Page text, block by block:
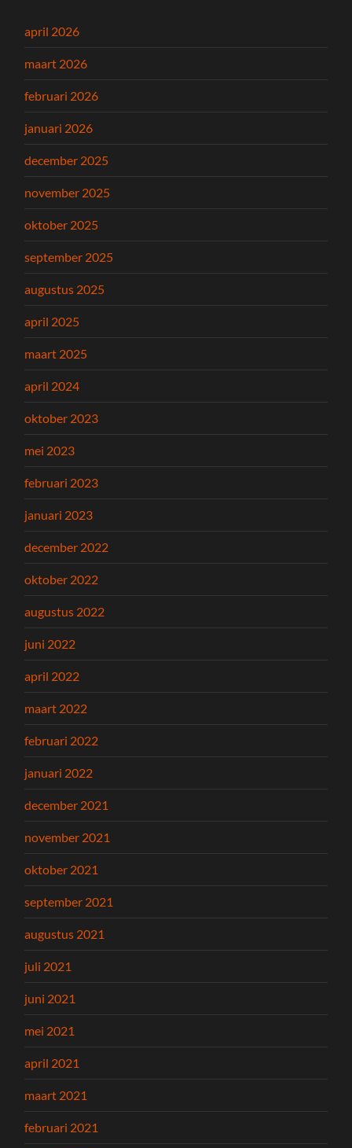
april 2026
maart 2026
februari 2026
januari 2026
december 2025
november 2025
oktober 2025
september 2025
augustus 2025
april 2025
maart 2025
april 2024
oktober 2023
mei 2023
februari 2023
januari 2023
december 2022
oktober 2022
augustus 2022
juni 2022
april 2022
maart 2022
februari 2022
januari 2022
december 2021
november 2021
oktober 2021
september 2021
augustus 2021
juli 2021
juni 2021
mei 2021
april 2021
maart 2021
februari 2021